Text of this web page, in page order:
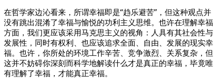
在哲学家边沁看来，所谓幸福即是“趋乐避苦”，但这种观点并
没有跳出混淆了幸福与愉悦的功利主义思维。也许在理解幸福
方面，我们更应该采用马克思主义的视角：人具有其社会性与
发展性，同时有权利、也应该追求全面、自由、发展的现实幸
福。也许，你所处的环境工作辛苦、竞争激烈、关系复杂，但
这并不妨碍你深刻而科学地解读什么才是真正的幸福，毕竟唯
有理解了幸福，才能真正幸福。